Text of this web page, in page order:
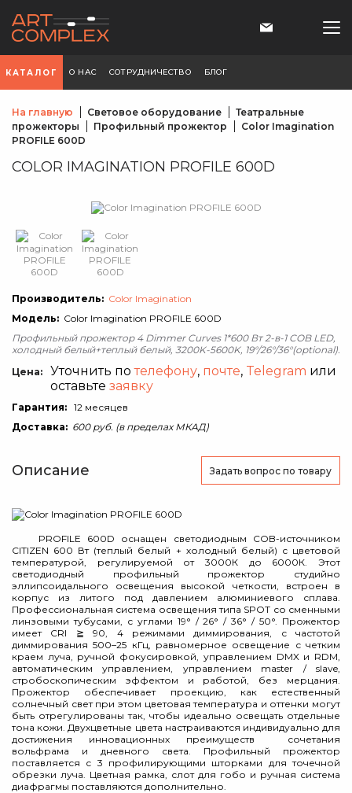
КАТАЛОГ О НАС СОТРУДНИЧЕСТВО БЛОГ
На главную Световое оборудование
Театральные
прожекторы
Профильный прожектор
Color Imagination
PROFILE 600D
COLOR IMAGINATION PROFILE 600D
Производитель: Color Imagination
Модель: Color Imagination PROFILE 600D
Профильный прожектор 4 Dimmer Curves 1*600 Вт 2-в-1 COB LED,
холодный белый+теплый белый, 3200K-5600K, 19°/26°/36°(optional).
Цена:
Уточнить потелефону, почте, Telegram или
оставьте заявку
Гарантия: 12 месяцев
Доставка: 600 руб. (в пределах МКАД)
Описание Задать вопрос по товару
PROFILE 600D оснащен светодиодным COB-источником
CITIZEN 600 Вт (теплый белый + холодный белый) с цветовой
температурой, регулируемой от 3000К до 6000К. Этот
светодиодный профильный прожектор студийно
эллипсоидального освещения высокой четкости, встроен в
корпус из литого под давлением алюминиевого сплава.
Профессиональная система освещения типа SPOT со сменными
линзовыми тубусами, с углами 19° / 26° / 36° / 50°. Прожектор
имеет CRI ≧ 90, 4 режимами диммирования, с частотой
диммирования 500–25 кГц, равномерное освещение с четким
краем луча, ручной фокусировкой, управлением DMX и RDM,
автоматическим управлением, управлением master / slave,
стробоскопическим эффектом и работой, без мерцания.
Прожектор обеспечивает проекцию, как естественный
солнечный свет при этом цветовая температура и оттенки могут
быть отрегулированы так, чтобы идеально освещать отдельные
тона кожи. Двухцветные цвета настраиваются индивидуально для
достижения инновационных преимуществ сочетания
вольфрама и дневного света. Профильный прожектор
поставляется с 3 профилирующими шторками для точечной
обрезки луча. Цветная рамка, слот для гобо и ручная система
диафрагмы поставляются дополнительно.